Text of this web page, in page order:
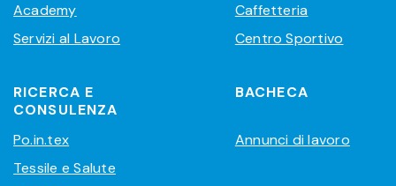
Academy
Servizi al Lavoro
Caffetteria
Centro Sportivo
RICERCA E
CONSULENZA
Po.in.tex
Tessile e Salute
BACHECA
Annunci di lavoro